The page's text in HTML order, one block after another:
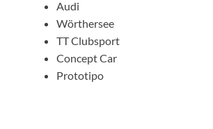
Audi
Wörthersee
TT Clubsport
Concept Car
Prototipo